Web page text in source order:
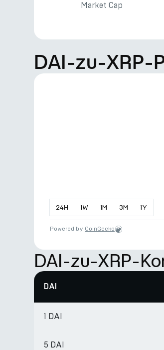
Market Cap
DAI-zu-XRP-
24H 1W 1M 3M 1Y
Powered by CoinGecko
DAI-zu-XRP-
DAI
1 DAI
5 DAI